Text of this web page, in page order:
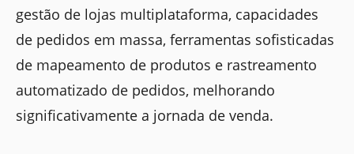
gestão de lojas multiplataforma, capacidades
de pedidos em massa, ferramentas sofisticadas
de mapeamento de produtos e rastreamento
automatizado de pedidos, melhorando
significativamente a jornada de venda.